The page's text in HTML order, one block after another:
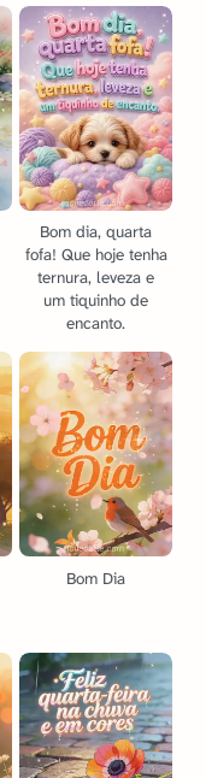
Bom dia, quarta
fofa! Que hoje tenha
ternura, leveza e
um tiquinho de
encanto.
Bom Dia